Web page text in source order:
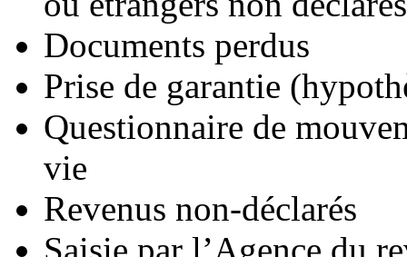
Documents perdus
Prise de garantie
Questionnaire de
vie
Revenus non-déclarés